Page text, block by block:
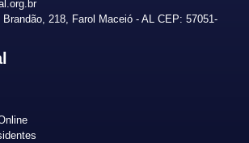
218, Farol Maceió - AL CEP: 57051-